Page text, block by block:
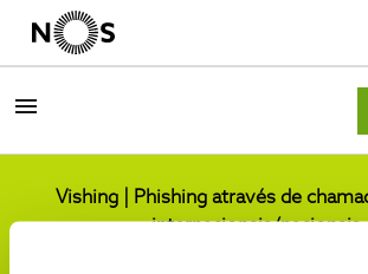
Vishing | Phishing através de
internacionais/nacionais